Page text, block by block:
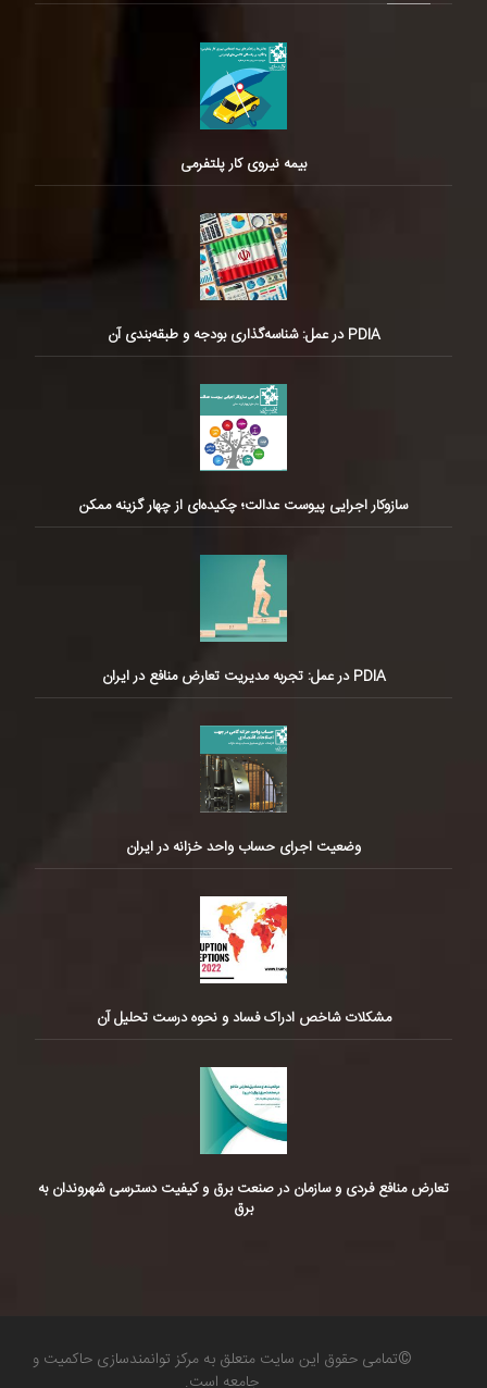
بیمه نیروی کار پلتفرمی
PDIA در عمل: شناسه‌گذاری بودجه و طبقه‌بندی آن
سازوکار اجرایی پیوست عدالت؛ چکیده‌ای از چهار گزینه ممکن
PDIA در عمل: تجربه مدیریت تعارض منافع در ایران
وضعیت اجرای حساب واحد خزانه در ایران
مشکلات شاخص ادراک فساد و نحوه درست تحلیل آن
تعارض منافع فردی و سازمان در صنعت برق و کیفیت دسترسی شهروندان به
برق
©تمامی حقوق این سایت متعلق به مرکز توانمندسازی حاکمیت و